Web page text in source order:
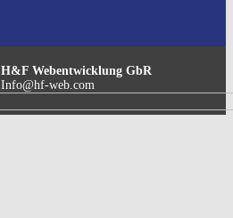
H&F Webentwicklung GbR
Info@hf-web.com